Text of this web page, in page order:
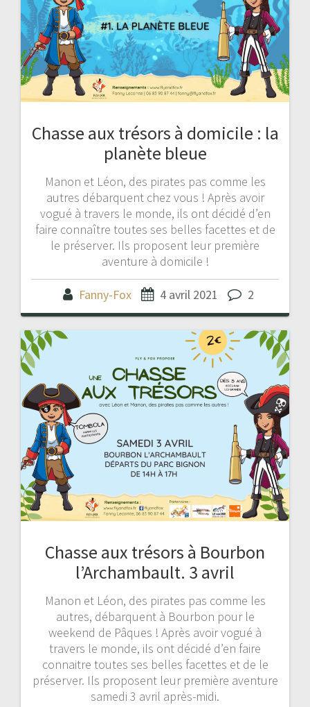
Chasse aux trésors à domicile : la
planète bleue
Manon et Léon, des pirates pas comme les
autres débarquent chez vous ! Après avoir
vogué à travers le monde, ils ont décidé d’en
faire connaître toutes ses belles facettes et de
le préserver. Ils proposent leur première
aventure à domicile !
Fanny-Fox 4 avril 2021 2
Chasse aux trésors à Bourbon
l’Archambault. 3 avril
Manon et Léon, des pirates pas comme les
autres, débarquent à Bourbon pour le
weekend de Pâques ! Après avoir vogué à
travers le monde, ils ont décidé d’en faire
connaitre toutes ses belles facettes et de le
préserver. Ils proposent leur première aventure
samedi 3 avril après-midi.